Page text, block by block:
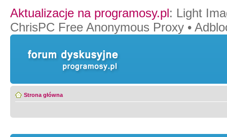
Aktualizacje na programosy.pl: Light
ChrisPC Free Anonymous Proxy •
Strona główna